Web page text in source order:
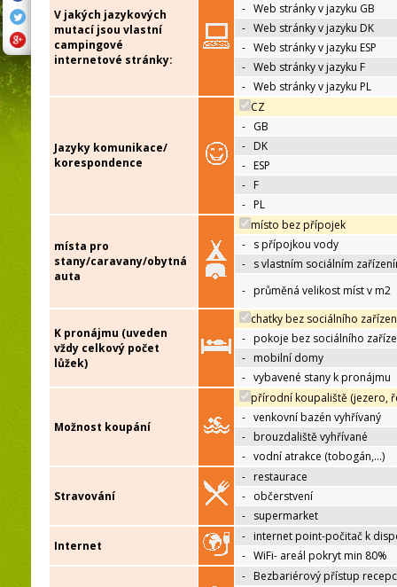
V jakých jazykových
mutací jsou vlastní
campingové
internetové stránky:
- Web stránky v jazyku GB
- Web stránky v jazyku DK
- Web stránky v jazyku ESP
- Web stránky v jazyku F
- Web stránky v jazyku PL
Jazyky komunikace/
korespondence
CZ
- GB
- DK
- ESP
- F
- PL
místa pro
stany/caravany/obytná
auta
místo bez přípojek
- s přípojkou vody
- s vlastním sociálním
- průměná velikost míst v m2
K pronájmu (uveden
vždy celkový počet
lůžek)
chatky bez sociálního
- pokoje bez sociálního
- mobilní domy
- vybavené stany k pronájmu
Možnost koupání
přírodní koupaliště (jezero,
- venkovní bazén vyhřívaný
- brouzdaliště vyhřívané
- vodní atrakce (tobogán,…)
Stravování
- restaurace
- občerstvení
- supermarket
Internet
- internet point-počitač k
- WiFi- areál pokryt min 80%
- Bezbariérový přístup